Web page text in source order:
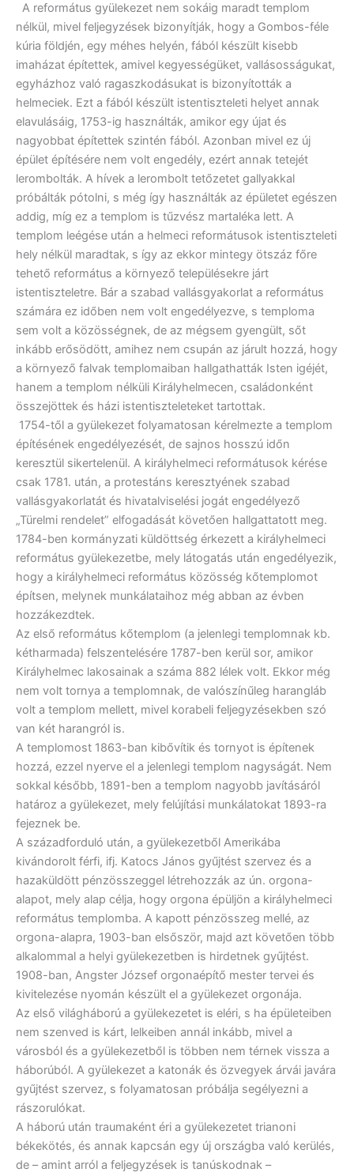
A református gyülekezet nem sokáig maradt templom
nélkül, mivel feljegyzések bizonyítják, hogy a Gombos-féle
kúria földjén, egy méhes helyén, fából készült kisebb
imaházat építettek, amivel kegyességüket, vallásosságukat,
egyházhoz való ragaszkodásukat is bizonyították a
helmeciek. Ezt a fából készült istentiszteleti helyet annak
elavulásáig, 1753-ig használták, amikor egy újat és
nagyobbat építettek szintén fából. Azonban mivel ez új
épület építésére nem volt engedély, ezért annak tetejét
lerombolták. A hívek a lerombolt tetőzetet gallyakkal
próbálták pótolni, s még így használták az épületet egészen
addig, míg ez a templom is tűzvész martaléka lett. A
templom leégése után a helmeci reformátusok istentiszteleti
hely nélkül maradtak, s így az ekkor mintegy ötszáz főre
tehető református a környező településekre járt
istentiszteletre. Bár a szabad vallásgyakorlat a református
számára ez időben nem volt engedélyezve, s temploma
sem volt a közösségnek, de az mégsem gyengült, sőt
inkább erősödött, amihez nem csupán az járult hozzá, hogy
a környező falvak templomaiban hallgathatták Isten igéjét,
hanem a templom nélküli Királyhelmecen, családonként
összejöttek és házi istentiszteleteket tartottak.
1754-től a gyülekezet folyamatosan kérelmezte a templom
építésének engedélyezését, de sajnos hosszú időn
keresztül sikertelenül. A királyhelmeci reformátusok kérése
csak 1781. után, a protestáns keresztyének szabad
vallásgyakorlatát és hivatalviselési jogát engedélyező
„Türelmi rendelet” elfogadását követően hallgattatott meg.
1784-ben kormányzati küldöttség érkezett a királyhelmeci
református gyülekezetbe, mely látogatás után engedélyezik,
hogy a királyhelmeci református közösség kőtemplomot
építsen, melynek munkálataihoz még abban az évben
hozzákezdtek.
Az első református kőtemplom (a jelenlegi templomnak kb.
kétharmada) felszentelésére 1787-ben kerül sor, amikor
Királyhelmec lakosainak a száma 882 lélek volt. Ekkor még
nem volt tornya a templomnak, de valószínűleg harangláb
volt a templom mellett, mivel korabeli feljegyzésekben szó
van két harangról is.
A templomost 1863-ban kibővítik és tornyot is építenek
hozzá, ezzel nyerve el a jelenlegi templom nagyságát. Nem
sokkal később, 1891-ben a templom nagyobb javításáról
határoz a gyülekezet, mely felújítási munkálatokat 1893-ra
fejeznek be.
A századforduló után, a gyülekezetből Amerikába
kivándorolt férfi, ifj. Katocs János gyűjtést szervez és a
hazaküldött pénzösszeggel létrehozzák az ún. orgona-
alapot, mely alap célja, hogy orgona épüljön a királyhelmeci
református templomba. A kapott pénzösszeg mellé, az
orgona-alapra, 1903-ban elsőször, majd azt követően több
alkalommal a helyi gyülekezetben is hirdetnek gyűjtést.
1908-ban, Angster József orgonaépítő mester tervei és
kivitelezése nyomán készült el a gyülekezet orgonája.
Az első világháború a gyülekezetet is eléri, s ha épületeiben
nem szenved is kárt, lelkeiben annál inkább, mivel a
városból és a gyülekezetből is többen nem térnek vissza a
háborúból. A gyülekezet a katonák és özvegyek árvái javára
gyűjtést szervez, s folyamatosan próbálja segélyezni a
rászorulókat.
A háború után traumaként éri a gyülekezetet trianoni
békekötés, és annak kapcsán egy új országba való kerülés,
de – amint arról a feljegyzések is tanúskodnak –